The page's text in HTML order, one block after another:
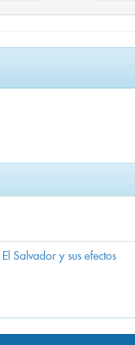
Salvador y sus efectos